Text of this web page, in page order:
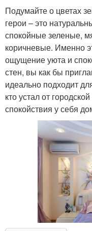
Подумайте о цветах
герои – это
спокойные зеленые,
коричневые. Именно
ощущение уюта и
стен, вы как бы
идеально подходит
кто устал от
спокойствия у себя